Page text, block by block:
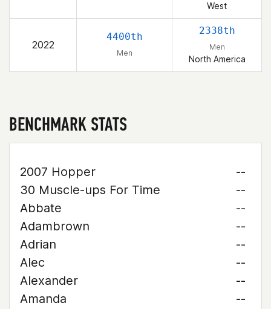
West
2022
4400th
Men
2338th
Men
North America
BENCHMARK STATS
2007 Hopper
--
30 Muscle-ups For Time
--
Abbate
--
Adambrown
--
Adrian
--
Alec
--
Alexander
--
Amanda
--